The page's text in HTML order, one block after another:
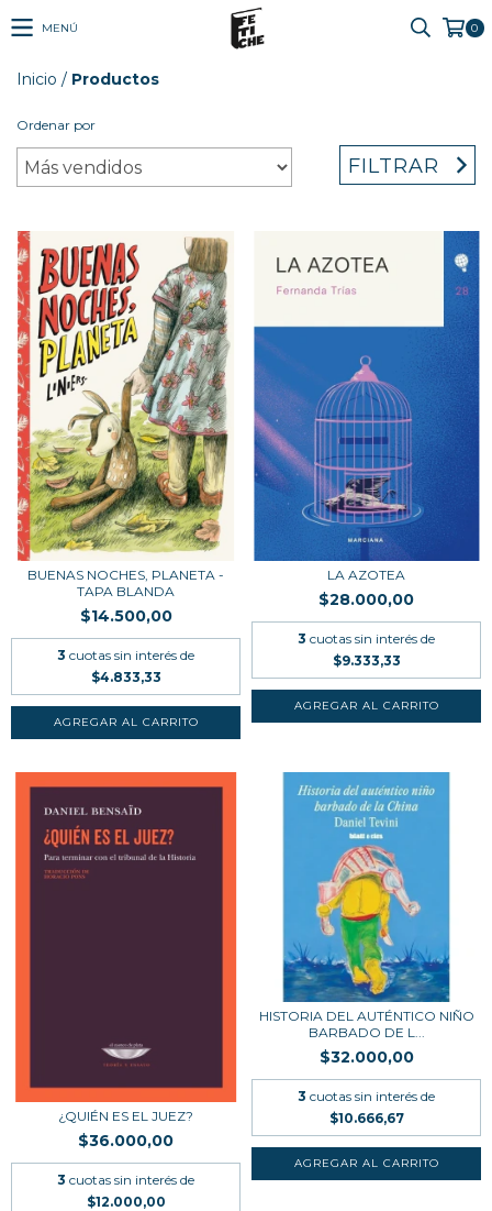
MENÚ 0
Inicio / Productos
Ordenar por
FILTRAR
BUENAS NOCHES, PLANETA -
TAPA BLANDA
$14.500,00
3 cuotas sin interés de
$4.833,33
LA AZOTEA
$28.000,00
3 cuotas sin interés de
$9.333,33
¿QUIÉN ES EL JUEZ?
$36.000,00
3 cuotas sin interés de
$12.000,00
HISTORIA DEL AUTÉNTICO NIÑO
BARBADO DE L...
$32.000,00
3 cuotas sin interés de
$10.666,67